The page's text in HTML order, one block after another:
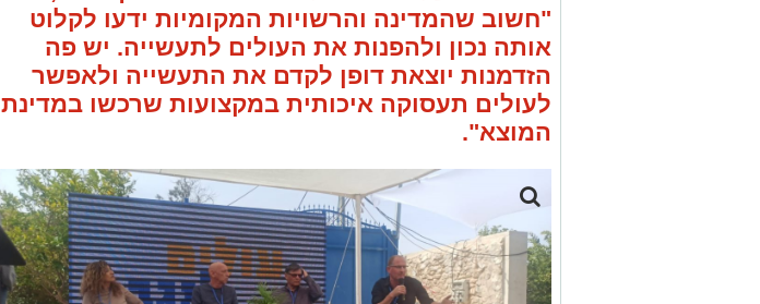
"חשוב שהמדינה והרשויות המקומיות ידעו לקלוט
אותה נכון ולהפנות את העולים לתעשייה. יש פה
הזדמנות יוצאת דופן לקדם את התעשייה ולאפשר
לעולים תעסוקה איכותית במקצועות שרכשו במדינת
המוצא".